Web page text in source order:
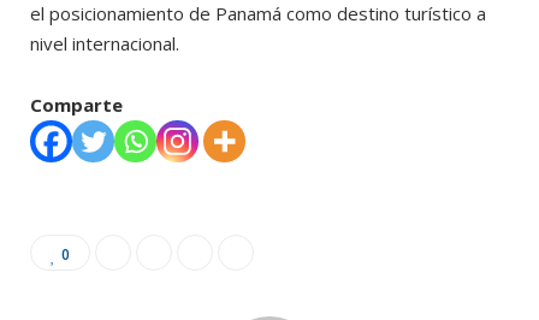
el posicionamiento de Panamá como destino turístico a
nivel internacional.
Comparte
0